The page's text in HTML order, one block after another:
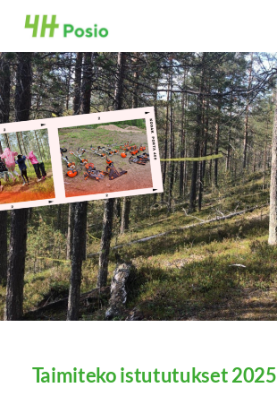
Siirry
sivun
sisältöön
4H Posio
Taimiteko istututukset 2025